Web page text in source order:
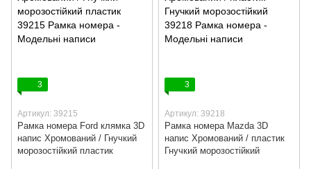
3
Артикул: 39215
Рамка номера Ford клямка 3D
напис Хромований / Гнучкий
морозостійкий пластик
3
Артикул: 39218
Рамка номера Mazda 3D
напис Хромований / пластик
Гнучкий морозостійкий